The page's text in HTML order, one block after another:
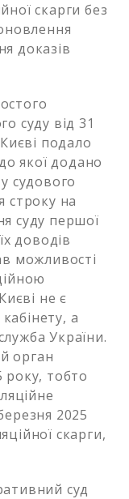
скарги без
доказів
суду від 31
подало
якої додано
судового
строку на
суду першої
доводів
можливості
не є
а
України.
орган
тобто
2025
скарги,
суд